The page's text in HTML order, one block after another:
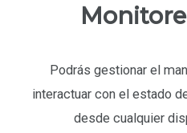
Podrás gestionar el
interactuar con el estado
desde cualquier